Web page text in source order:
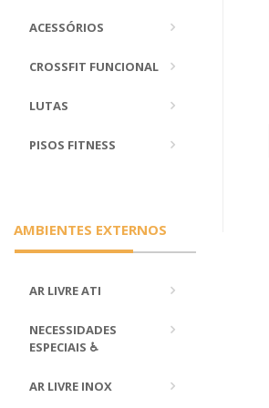
ACESSÓRIOS
CROSSFIT FUNCIONAL
LUTAS
PISOS FITNESS
AMBIENTES EXTERNOS
AR LIVRE ATI
NECESSIDADES
ESPECIAIS ♿
AR LIVRE INOX